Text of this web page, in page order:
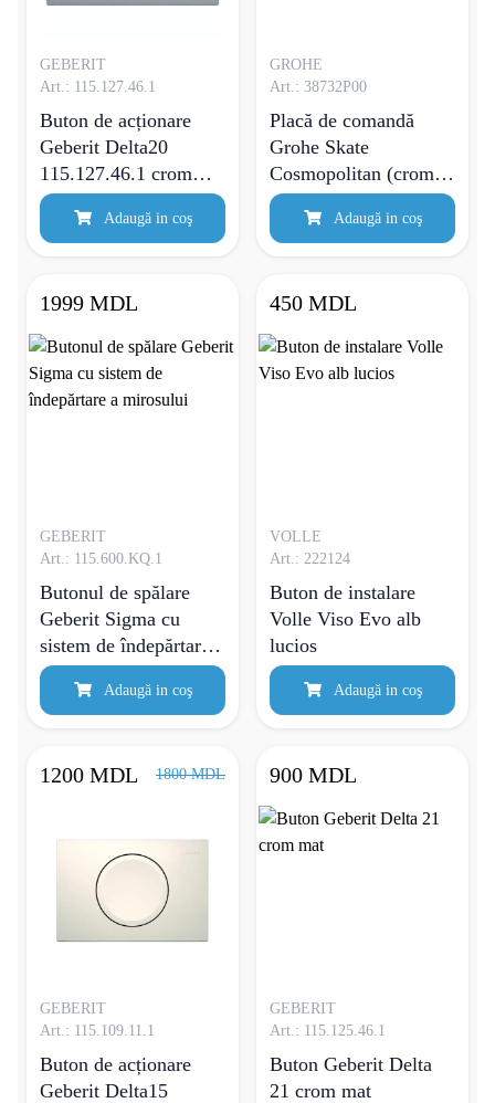
GEBERIT
Art.: 115.127.46.1
Buton de acționare
Geberit Delta20
115.127.46.1 crom
mat
Adaugă in coş
GROHE
Art.: 38732P00
Placă de comandă
Grohe Skate
Cosmopolitan (crom
mat)
Adaugă in coş
1999 MDL
GEBERIT
Art.: 115.600.KQ.1
Butonul de spălare
Geberit Sigma cu
sistem de îndepărtare a
mirosului
Adaugă in coş
450 MDL
VOLLE
Art.: 222124
Buton de instalare
Volle Viso Evo alb
lucios
Adaugă in coş
1200 MDL 1800 MDL
GEBERIT
Art.: 115.109.11.1
Buton de acționare
Geberit Delta15
900 MDL
GEBERIT
Art.: 115.125.46.1
Buton Geberit Delta
21 crom mat